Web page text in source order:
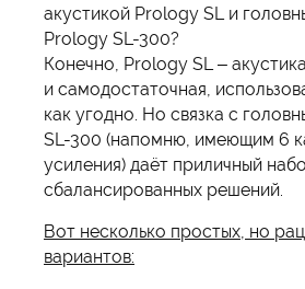
акустикой Prology SL и
Prology SL-300?
Конечно, Prology SL –
и самодостаточная,
как угодно. Но связка с
SL-300 (напомню, имеющим 6
усиления) даёт приличный
сбалансированных решений.
Вот несколько простых, но
вариантов: